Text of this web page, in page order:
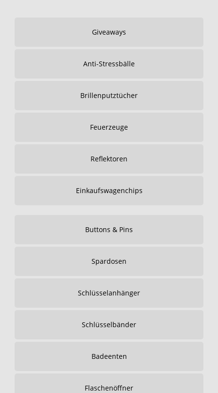
Giveaways
Anti-Stressbälle
Brillenputztücher
Feuerzeuge
Reflektoren
Einkaufswagenchips
Buttons & Pins
Spardosen
Schlüsselanhänger
Schlüsselbänder
Badeenten
Flaschenöffner